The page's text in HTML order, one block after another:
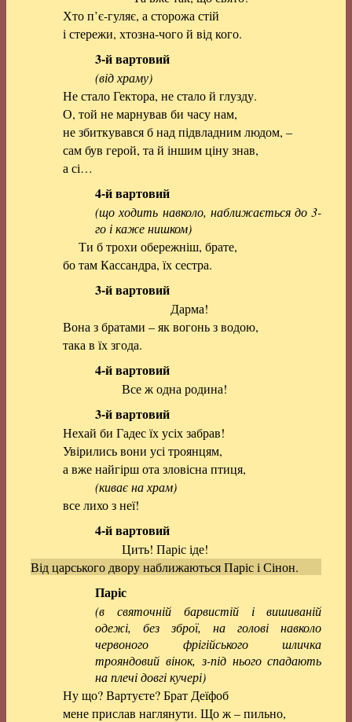
Хто п’є-гуляє, а сторожа стій
і стережи, хтозна-чого й від кого.
3-й вартовий
(від храму)
Не стало Гектора, не стало й глузду.
О, той не марнував би часу нам,
не збиткувався б над підвладним людом, –
сам був герой, та й іншим ціну знав,
а сі…
4-й вартовий
(що ходить навколо, наближається до 3-
го і каже нишком)
Ти б трохи обережніш, брате,
бо там Кассандра, їх сестра.
3-й вартовий
Дарма!
Вона з братами – як вогонь з водою,
така в їх згода.
4-й вартовий
Все ж одна родина!
3-й вартовий
Нехай би Гадес їх усіх забрав!
Увірились вони усі троянцям,
а вже найгірш ота зловісна птиця,
(киває на храм)
все лихо з неї!
4-й вартовий
Цить! Паріс іде!
Від царського двору наближаються Паріс і Сінон.
Паріс
(в святочній барвистій і вишиваній
одежі, без зброї, на голові навколо
червоного фрігійського шличка
трояндовий вінок, з-під нього спадають
на плечі довгі кучері)
Ну що? Вартуєте? Брат Деїфоб
мене прислав наглянути. Що ж – пильно,